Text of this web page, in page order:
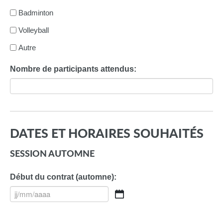
Badminton
Volleyball
Autre
Nombre de participants attendus:
DATES ET HORAIRES SOUHAITÉS
SESSION AUTOMNE
Début du contrat (automne):
JJ